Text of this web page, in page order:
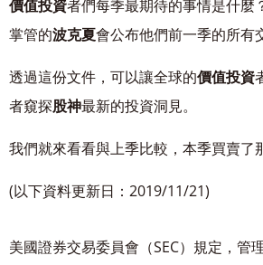
價值投資者們每季最期待的事情是什麼
掌管的波克夏會公布他們前一季的所有
透過這份文件，可以讓全球的價值投資
者窺探股神最新的投資洞見。
我們就來看看與上季比較，本季買賣了
(以下資料更新日：2019/11/21)
美國證券交易委員會（SEC）規定，管